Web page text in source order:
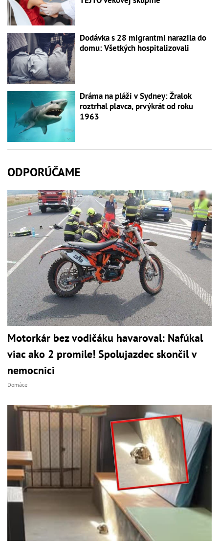
Dodávka s 28 migrantmi narazila do
domu: Všetkých hospitalizovali
Dráma na pláži v Sydney: Žralok
roztrhal plavca, prvýkrát od roku
1963
ODPORÚČAME
Motorkár bez vodičáku havaroval: Nafúkal
viac ako 2 promile! Spolujazdec skončil v
nemocnici
Domáce